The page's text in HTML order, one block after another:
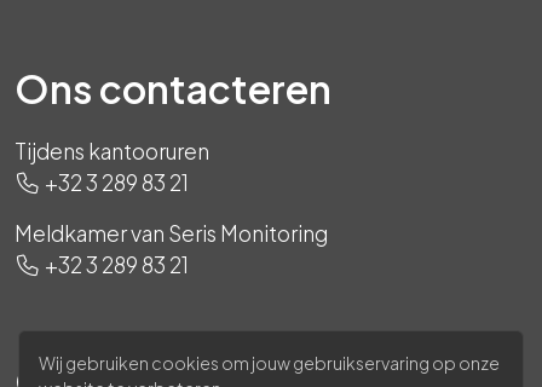
Ons contacteren
Tijdens kantooruren
+32 3 289 83 21
Meldkamer van Seris Monitoring
+32 3 289 83 21
Wij gebruiken cookies om jouw gebruikservaring op onze